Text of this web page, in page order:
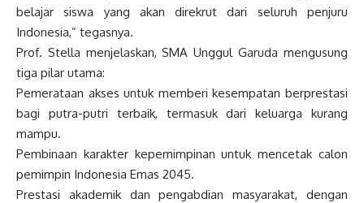
belajar siswa yang akan direkrut dari seluruh penjuru
Indonesia,” tegasnya.
Prof. Stella menjelaskan, SMA Unggul Garuda mengusung
tiga pilar utama:
Pemerataan akses untuk memberi kesempatan berprestasi
bagi putra-putri terbaik, termasuk dari keluarga kurang
mampu.
Pembinaan karakter kepemimpinan untuk mencetak calon
pemimpin Indonesia Emas 2045.
Prestasi akademik dan pengabdian masyarakat, dengan